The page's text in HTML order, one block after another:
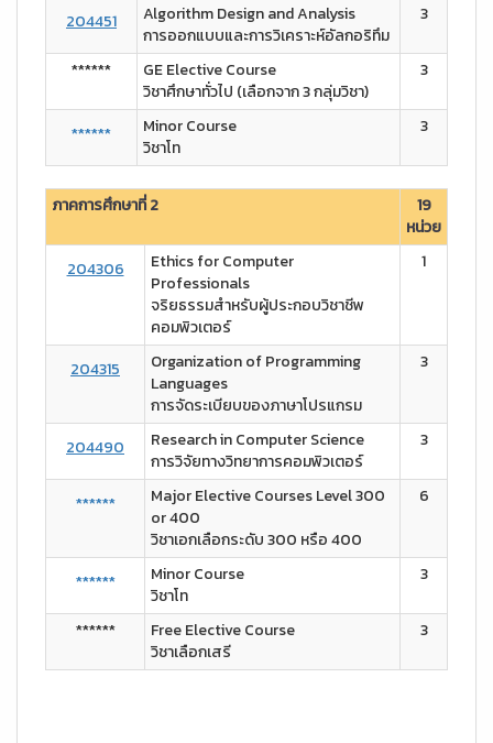
204451
Algorithm Design and Analysis
การออกแบบและการวิเคราะห์อัลกอริทึม
3
******
GE Elective Course
วิชาศึกษาทั่วไป (เลือกจาก 3 กลุ่มวิชา)
3
******
Minor Course
วิชาโท
3
ภาคการศึกษาที่ 2
19
หน่วย
204306
Ethics for Computer
Professionals
จริยธรรมสำหรับผู้ประกอบวิชาชีพ
คอมพิวเตอร์
1
204315
Organization of Programming
Languages
การจัดระเบียบของภาษาโปรแกรม
3
204490
Research in Computer Science
การวิจัยทางวิทยาการคอมพิวเตอร์
3
******
Major Elective Courses Level 300
or 400
วิชาเอกเลือกระดับ 300 หรือ 400
6
******
Minor Course
วิชาโท
3
******
Free Elective Course
วิชาเลือกเสรี
3